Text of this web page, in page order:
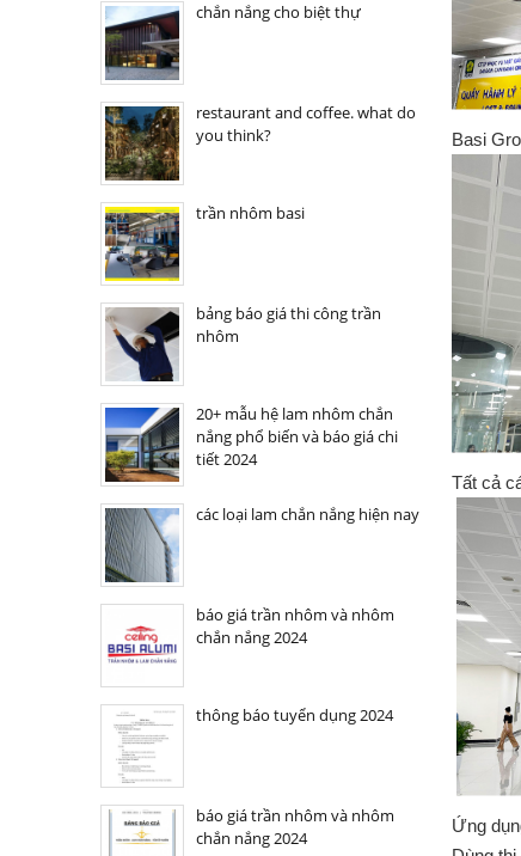
Basi
Tất cả
Ứng
chắn nắng cho biệt thự
restaurant and coffee. what do
you think?
trần nhôm basi
bảng báo giá thi công trần
nhôm
20+ mẫu hệ lam nhôm chắn
nắng phổ biến và báo giá chi
tiết 2024
các loại lam chắn nắng hiện nay
báo giá trần nhôm và nhôm
chắn nắng 2024
thông báo tuyển dụng 2024
báo giá trần nhôm và nhôm
chắn nắng 2024